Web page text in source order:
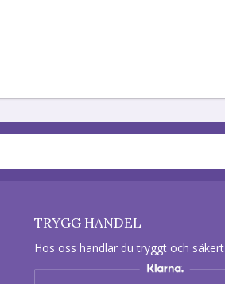
TRYGG HANDEL
Hos oss handlar du tryggt och säkert